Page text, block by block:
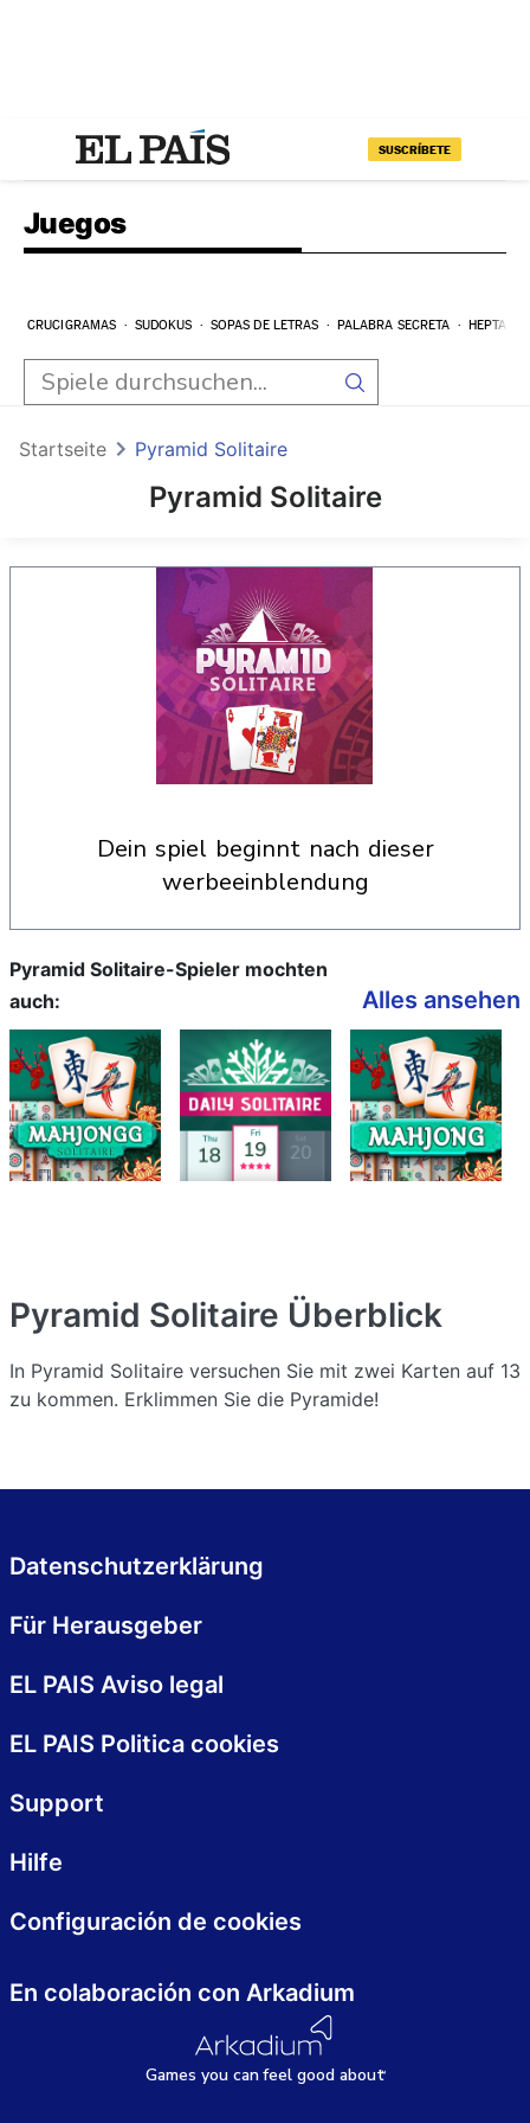
SUSCRÍBETE
Juegos
CRUCIGRAMAS SUDOKUS SOPAS DE LETRAS PALABRA SECRETA
Pyramid Solitaire
Startseite Pyramid Solitaire
dein spiel beginnt nach dieser
werbeeinblendung
Pyramid Solitaire-Spieler mochten
auch:
Alles ansehen
Pyramid Solitaire Überblick
In Pyramid Solitaire versuchen Sie mit zwei Karten auf 13
zu kommen. Erklimmen Sie die Pyramide!
En colaboración con Arkadium
Games you canfeel good about
Datenschutzerklärung
EL PAIS Aviso legal
Support
Für Herausgeber
EL PAIS Politica cookies
Hilfe
Configuración de cookies